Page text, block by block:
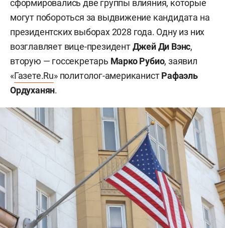
сформировались две группы влияния, которые
могут побороться за выдвижение кандидата на
президентских выборах 2028 года. Одну из них
возглавляет вице-президентДжей Ди Вэнс,
вторую — госсекретарь Марко Рубио, заявил
«Газете.Ru» политолог-американистРафаэль
Ордуханян.